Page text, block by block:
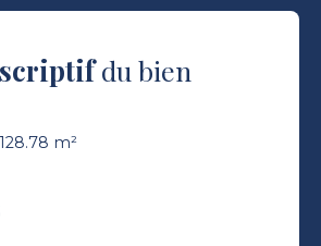
du bien
128.78 m²